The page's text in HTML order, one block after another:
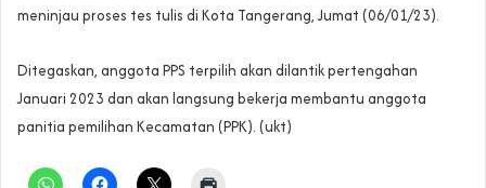
meninjau proses tes tulis di Kota Tangerang, Jumat (06/01/23).
Ditegaskan, anggota PPS terpilih akan dilantik pertengahan
Januari 2023 dan akan langsung bekerja membantu anggota
panitia pemilihan Kecamatan (PPK). (ukt)